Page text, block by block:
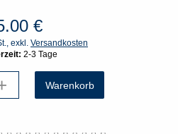
€
exkl. Versandkosten
2-3 Tage